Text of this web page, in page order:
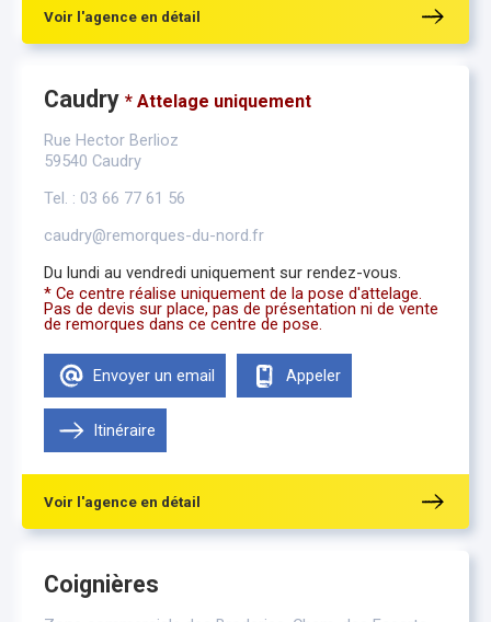
Voir l'agence en détail
Caudry * Attelage uniquement
Rue Hector Berlioz
59540 Caudry
Tel. : 03 66 77 61 56
caudry@remorques-du-nord.fr
Du lundi au vendredi uniquement sur rendez-vous.
* Ce centre réalise uniquement de la pose d'attelage.
Pas de devis sur place, pas de présentation ni de vente
de remorques dans ce centre de pose.
Envoyer un email Appeler
Itinéraire
Voir l'agence en détail
Coignières